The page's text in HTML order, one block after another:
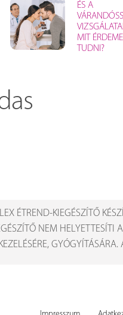
ÉS A
MIT
TUDNI?
ÉTREND-KIEGÉSZÍTŐ
NEM HELYETTESÍTI